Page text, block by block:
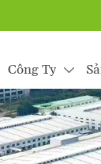
Công Ty 